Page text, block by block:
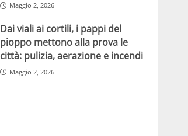
Maggio 2, 2026
Dai viali ai cortili, i pappi del
pioppo mettono alla prova le
città: pulizia, aerazione e incendi
Maggio 2, 2026